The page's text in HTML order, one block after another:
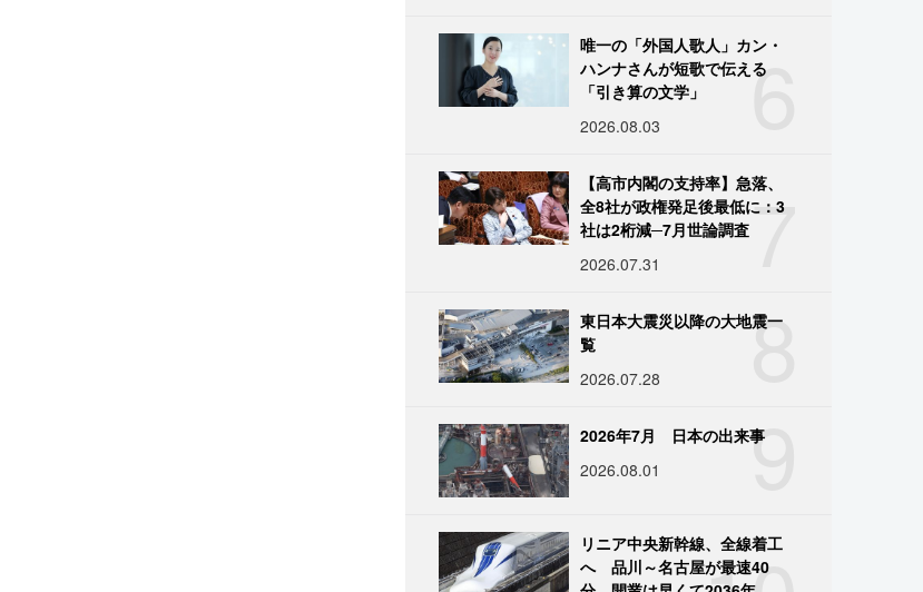
6
唯一の「外国人歌人」カン・
ハンナさんが短歌で伝える
「引き算の文学」
2026.08.03
7
【高市内閣の支持率】急落、
全8社が政権発足後最低に：3
社は2桁減─7月世論調査
2026.07.31
8
東日本大震災以降の大地震一
覧
2026.07.28
9
2026年7月 日本の出来事
2026.08.01
リニア中央新幹線、全線着工
へ 品川～名古屋が最速40